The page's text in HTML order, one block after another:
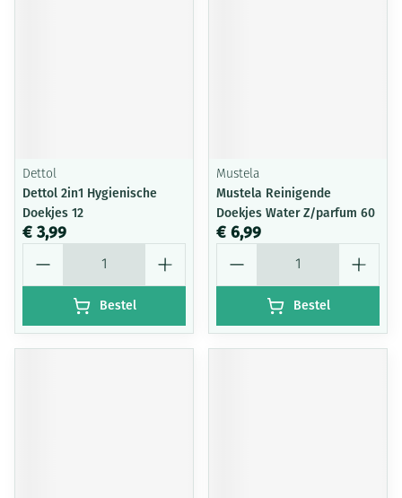
Dettol
Dettol 2in1 Hygienische
Doekjes 12
€ 3,99
Bestel
Mustela
Mustela Reinigende
Doekjes Water Z/parfum 60
€ 6,99
Bestel